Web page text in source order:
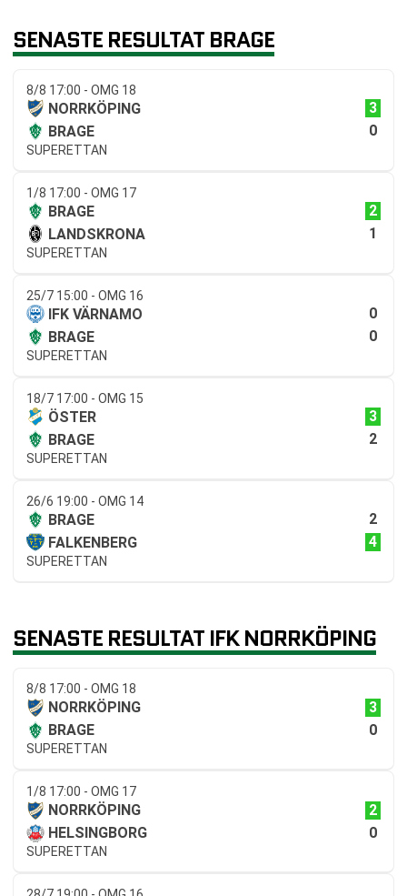
SENASTE RESULTAT BRAGE
8/8 17:00 - OMG 18
NORRKÖPING
3
BRAGE
0
SUPERETTAN
1/8 17:00 - OMG 17
BRAGE
2
LANDSKRONA
1
SUPERETTAN
25/7 15:00 - OMG 16
IFK VÄRNAMO
0
BRAGE
0
SUPERETTAN
18/7 17:00 - OMG 15
ÖSTER
3
BRAGE
2
SUPERETTAN
26/6 19:00 - OMG 14
BRAGE
2
FALKENBERG
4
SUPERETTAN
SENASTE RESULTAT IFK NORRKÖPING
8/8 17:00 - OMG 18
NORRKÖPING
3
BRAGE
0
SUPERETTAN
1/8 17:00 - OMG 17
NORRKÖPING
2
HELSINGBORG
0
SUPERETTAN